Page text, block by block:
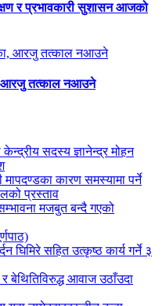
र प्रभावकारी सुशासन आजको
आरजु तत्काल नआउने
सदस्य ज्ञानेन्द्र मोहन
कारण समस्यामा पर्ने
प्रस्ताव
मजबुत बन्दै गएको
घिमिरे सहित उत्कृष्ठ कार्य गर्ने ३
बेथितिविरुद्ध आवाज उठाँउदा